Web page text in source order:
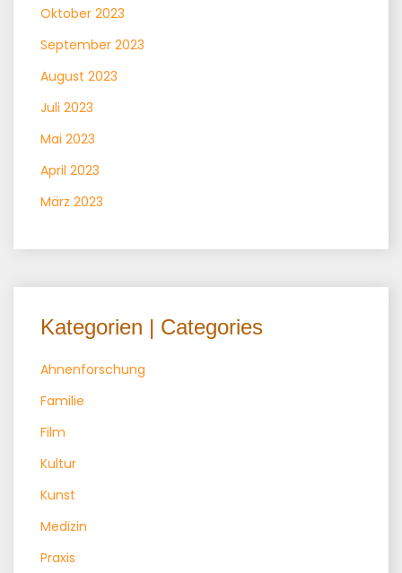
Oktober 2023
September 2023
August 2023
Juli 2023
Mai 2023
April 2023
März 2023
Kategorien | Categories
Ahnenforschung
Familie
Film
Kultur
Kunst
Medizin
Praxis